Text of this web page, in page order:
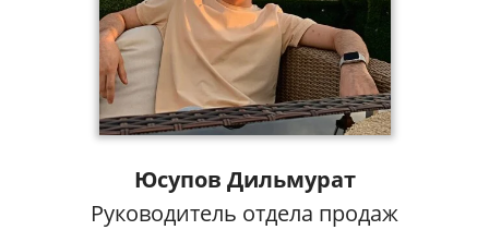
Юсупов Дильмурат
Руководитель отдела продаж